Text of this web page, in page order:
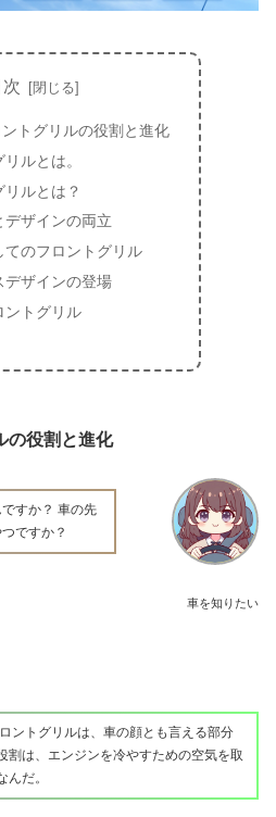
次
トグリルの役割と進化
ルとは。
リルとは？
デザインの両立
てのフロントグリル
デザインの登場
ントグリル
の役割と進化
車を知りたい
すか？ 車の先
ですか？
ントグリルは、車の顔とも言える部分
割は、エンジンを冷やすための空気を取
んだ。